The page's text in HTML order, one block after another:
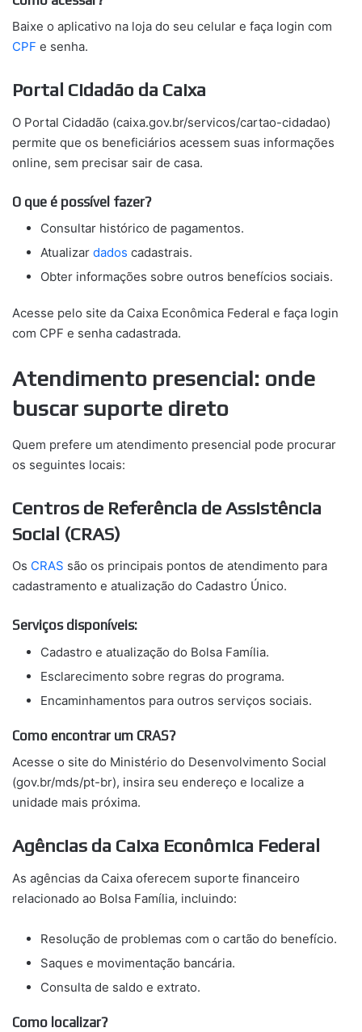
Baixe o aplicativo na loja do seu celular e faça login com
CPF e senha.
Portal Cidadão da Caixa
O Portal Cidadão (caixa.gov.br/servicos/cartao-cidadao)
permite que os beneficiários acessem suas informações
online, sem precisar sair de casa.
O que é possível fazer?
Consultar histórico de pagamentos.
Atualizar dados cadastrais.
Obter informações sobre outros benefícios sociais.
Acesse pelo site da Caixa Econômica Federal e faça login
com CPF e senha cadastrada.
Atendimento presencial: onde
buscar suporte direto
Quem prefere um atendimento presencial pode procurar
os seguintes locais:
Centros de Referência de Assistência
Social (CRAS)
Os CRAS são os principais pontos de atendimento para
cadastramento e atualização do Cadastro Único.
Serviços disponíveis:
Cadastro e atualização do Bolsa Família.
Esclarecimento sobre regras do programa.
Encaminhamentos para outros serviços sociais.
Como encontrar um CRAS?
Acesse o site do Ministério do Desenvolvimento Social
(gov.br/mds/pt-br), insira seu endereço e localize a
unidade mais próxima.
Agências da Caixa Econômica Federal
As agências da Caixa oferecem suporte financeiro
relacionado ao Bolsa Família, incluindo:
Resolução de problemas com o cartão do benefício.
Saques e movimentação bancária.
Consulta de saldo e extrato.
Como localizar?